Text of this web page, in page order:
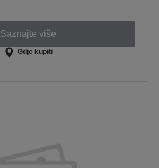
Saznajte više
Gdje kupiti